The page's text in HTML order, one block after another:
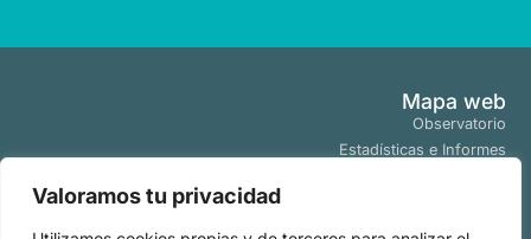
Valoramos tu privacidad
Mapa web
Observatorio
Estadísticas e Informes
Tendencias